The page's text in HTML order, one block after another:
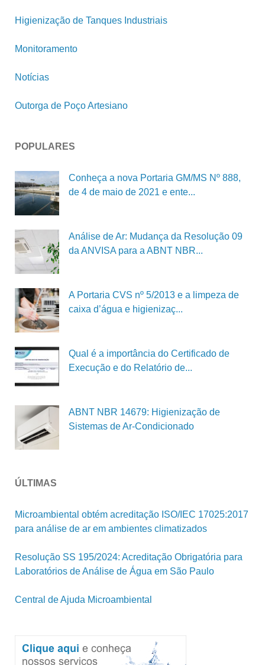
Higienização de Tanques Industriais
Monitoramento
Notícias
Outorga de Poço Artesiano
POPULARES
Conheça a nova Portaria GM/MS Nº 888,
de 4 de maio de 2021 e ente...
Análise de Ar: Mudança da Resolução 09
da ANVISA para a ABNT NBR...
A Portaria CVS nº 5/2013 e a limpeza de
caixa d’água e higienizaç...
Qual é a importância do Certificado de
Execução e do Relatório de...
ABNT NBR 14679: Higienização de
Sistemas de Ar-Condicionado
ÚLTIMAS
Microambiental obtém acreditação ISO/IEC 17025:2017
para análise de ar em ambientes climatizados
Resolução SS 195/2024: Acreditação Obrigatória para
Laboratórios de Análise de Água em São Paulo
Central de Ajuda Microambiental